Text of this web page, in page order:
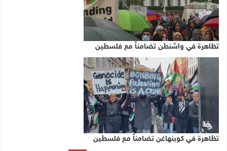
تظاهرة في واشنطن تضامناً مع فلسطين
تظاهرة في كوبنهاغن تضامناً مع فلسطين